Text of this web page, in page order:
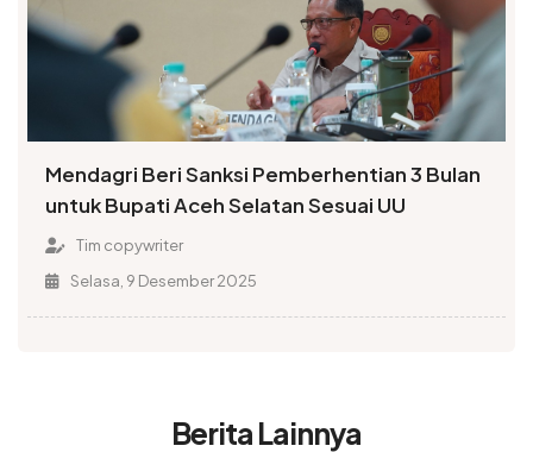
Mendagri Beri Sanksi Pemberhentian 3 Bulan
untuk Bupati Aceh Selatan Sesuai UU
Tim copywriter
Selasa, 9 Desember 2025
Berita Lainnya